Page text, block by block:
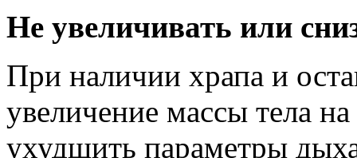
Не увеличивать или
При наличии храпа и
увеличение массы тела
ухудшить параметры